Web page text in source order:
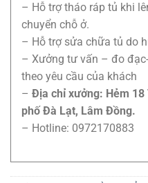
– Hỗ trợ tháo ráp tủ khi
chuyển chỗ ở.
– Hỗ trợ sửa chữa tủ do
– Xưởng tư vấn – đo
theo yêu cầu của khách
– Địa chỉ xưởng: Hẻm 18
phố Đà Lạt, Lâm Đồng.
– Hotline: 0972170883